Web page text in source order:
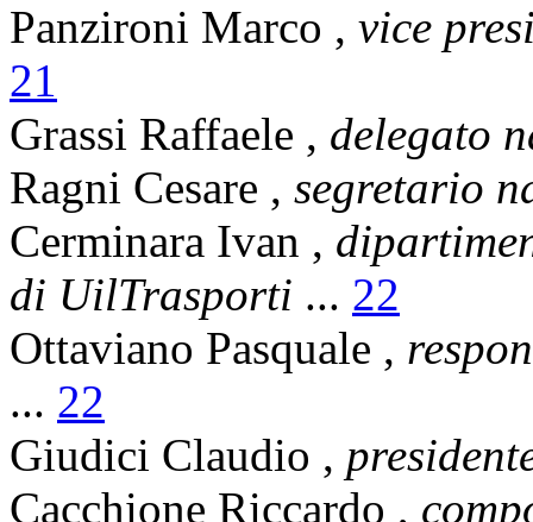
Panzironi Marco , vice
21
Grassi Raffaele , delegato
Ragni Cesare , segretario
Cerminara Ivan ,
di UilTrasporti ... 22
Ottaviano Pasquale ,
... 22
Giudici Claudio ,
Cacchione Riccardo ,